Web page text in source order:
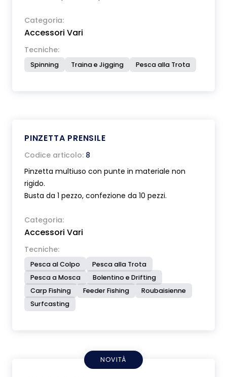
Peso ridotto.
Categoria:
Accessori Vari
Tecniche:
Spinning Traina e Jigging Pesca alla Trota
PINZETTA PRENSILE
Codice articolo: 8
Pinzetta multiuso con punte in materiale non
rigido.
Busta da 1 pezzo, confezione da 10 pezzi.
Categoria:
Accessori Vari
Tecniche:
Pesca al Colpo
Pesca alla Trota
Pesca a Mosca
Bolentino e Drifting
Carp Fishing
Feeder Fishing
Roubaisienne
Surfcasting
NOVITÀ